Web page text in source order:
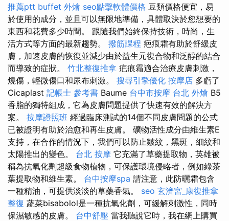
推薦ptt buffet 外燴 seo點擊軟體價格 豆類價格便宜，易
於使用的成分，並且可以無限地準備，具體取決於您想要的
東西和花費多少時間。 跟隨我們始終保持技術，時尚，生
活方式等方面的最新趨勢。 撥筋課程 疤痕霜有助於舒緩皮
膚，加速皮膚的恢復並減少由於益生元復合物和泛醇的結合
而導致的症狀。 竹北整復推拿 疤痕霜適合治療皮膚刺激，
燒傷，輕微傷口和尿布刺激。 搜尋引擎優化 按摩店 多虧了
Cicaplast 記帳士 參考書 Baume 台中市按摩 台北 外燴 B5
香脂的獨特組成，它為皮膚問題提供了快速有效的解決方
案。 按摩證照班 經過臨床測試的14個不同皮膚問題的公式
已被證明有助於治愈和再生皮膚。 礦物活性成分由維生素E
支持，在合作的情況下，我們可以防止皺紋，黑斑，細紋和
太陽推出的變色。 台北 按摩 它充滿了草藥提取物，英雄被
稱為抗氧化劑超級食物植物，可保護環境侵略者，例如綠茶
葉提取物和維生素。 台中按摩spa 請注意，此防曬霜包含
一種精油，可提供淡淡的草藥香氣。 seo 玄濟宮_康復推拿
整復 蔬菜bisabolol是一種抗氧化劑，可緩解刺激性，同時
保濕敏感的皮膚。 台中舒壓 當我聽說它時，我在網上購買